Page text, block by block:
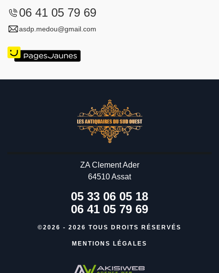
06 41 05 79 69
asdp.medou@gmail.com
ZA Clement Ader
64510 Assat
05 33 06 05 18
06 41 05 79 69
©2026 - 2026 TOUS DROITS RÉSERVÉS
MENTIONS LÉGALES